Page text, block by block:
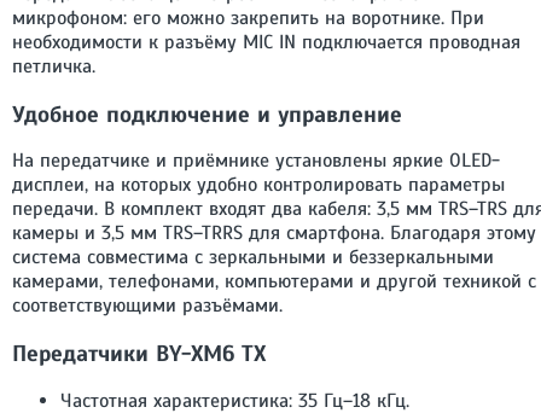
микрофоном: его можно закрепить на воротнике. При
необходимости к разъёму MIC IN подключается проводная
петличка.
Удобное подключение и управление
На передатчике и приёмнике установлены яркие OLED-
дисплеи, на которых удобно контролировать параметры
передачи. В комплект входят два кабеля: 3,5 мм TRS–TRS
камеры и 3,5 мм TRS–TRRS для смартфона. Благодаря этому
система совместима с зеркальными и беззеркальными
камерами, телефонами, компьютерами и другой техникой с
соответствующими разъёмами.
Передатчики BY-XM6 TX
Частотная характеристика: 35 Гц–18 кГц.